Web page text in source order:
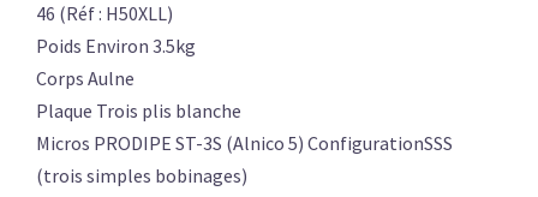
46 (Réf : H50XLL)
Poids Environ 3.5kg
Corps Aulne
Plaque Trois plis blanche
Micros PRODIPE ST-3S (Alnico 5) ConfigurationSSS
(trois simples bobinages)